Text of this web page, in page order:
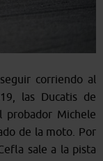
corriendo al
las Ducatis de
probador Michele
de la moto. Por
sale a la pista